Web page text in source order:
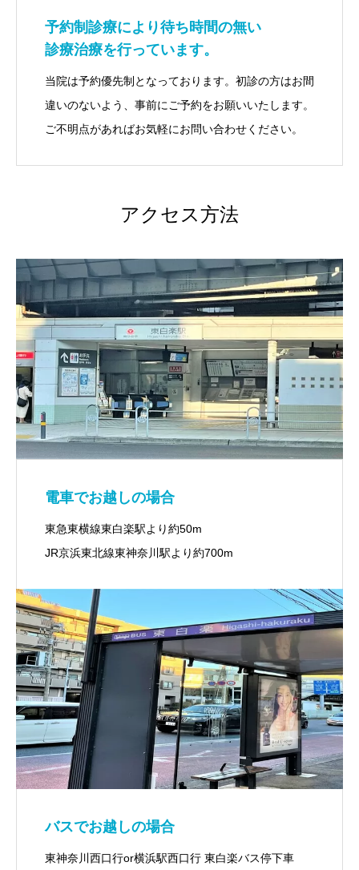
予約制診療により待ち時間の無い
診療治療を行っています。
当院は予約優先制となっております。初診の方はお間
違いのないよう、事前にご予約をお願いいたします。
ご不明点があればお気軽にお問い合わせください。
アクセス方法
電車でお越しの場合
東急東横線東白楽駅より約50m
JR京浜東北線東神奈川駅より約700m
バスでお越しの場合
東神奈川西口行or横浜駅西口行 東白楽バス停下車